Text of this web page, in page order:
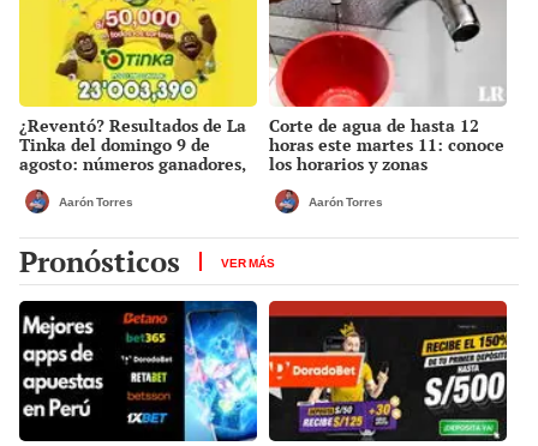
¿Reventó? Resultados de La
Tinka del domingo 9 de
agosto: números ganadores,
boliyapa, S/50.000 y más
Aarón Torres
Corte de agua de hasta 12
horas este martes 11: conoce
los horarios y zonas
Los Olivos y más
Aarón Torres
Pronósticos VER MÁS